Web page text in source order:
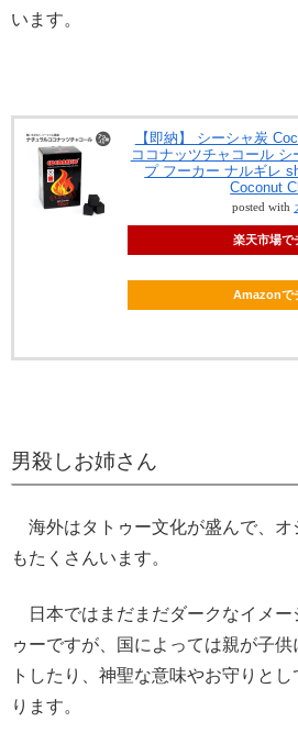
います。
【即納】 シーシャ炭
ココナッツチャコール
プ フーカー ナルギレ
Coconut
posted with
楽天市場で
Amazonで
男殺しお姉さん
海外はタトゥー文化が盛んで、オ
もたくさんいます。
日本ではまだまだダークなイメー
ゥーですが、国によっては親が子
トしたり、神聖な意味やお守りと
ります。